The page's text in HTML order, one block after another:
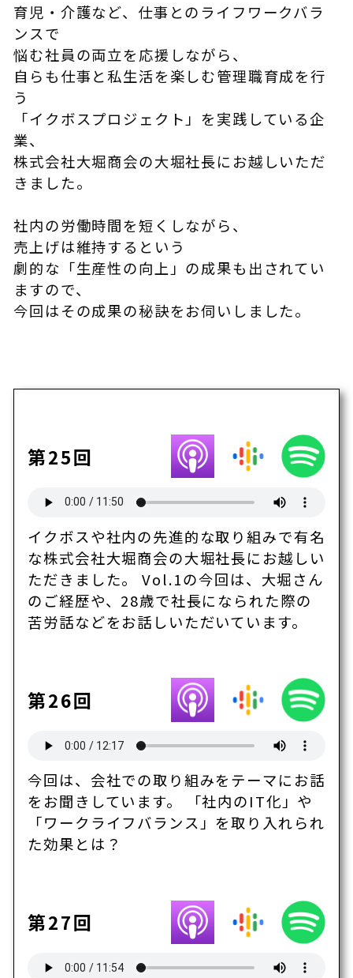
育児・介護など、仕事とのライフワークバラ
ンスで
悩む社員の両立を応援しながら、
自らも仕事と私生活を楽しむ管理職育成を行
う
「イクボスプロジェクト」を実践している企
業、
株式会社大堀商会の大堀社長にお越しいただ
きました。
社内の労働時間を短くしながら、
売上げは維持するという
劇的な「生産性の向上」の成果も出されてい
ますので、
今回はその成果の秘訣をお伺いしました。
第25回
イクボスや社内の先進的な取り組みで有名
な株式会社大堀商会の大堀社長にお越しい
ただきました。 Vol.1の今回は、大堀さん
のご経歴や、28歳で社長になられた際の
苦労話などをお話しいただいています。
第26回
今回は、会社での取り組みをテーマにお話
をお聞きしています。 「社内のIT化」や
「ワークライフバランス」を取り入れられ
た効果とは？
第27回